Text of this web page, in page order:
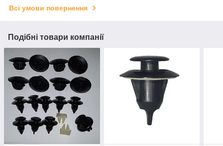
Всі умови повернення
Подібні товари компанії